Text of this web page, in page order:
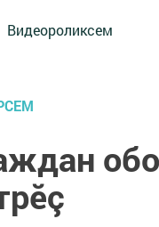
Видеороликсем